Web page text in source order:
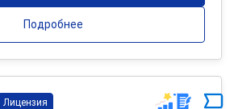
Подробнее
Лицензия